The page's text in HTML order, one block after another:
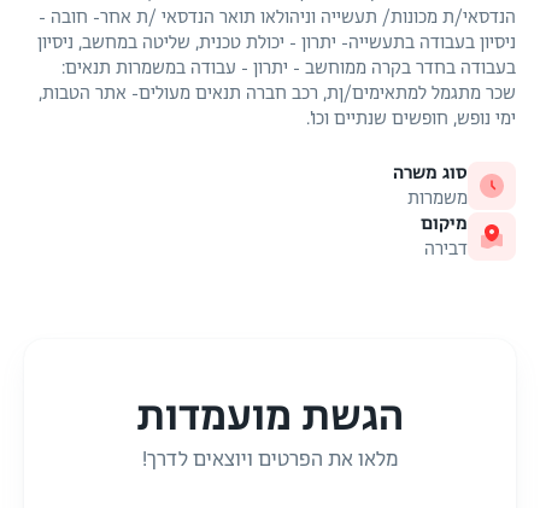
הנדסאי/ת מכונות/ תעשייה וניהולאו תואר הנדסאי /ת אחר- חובה -
ניסיון בעבודה בתעשייה- יתרון - יכולת טכנית, שליטה במחשב, ניסיון
בעבודה בחדר בקרה ממוחשב - יתרון - עבודה במשמרות תנאים:
שכר מתגמל למתאימים/ןת, רכב חברה תנאים מעולים- אתר הטבות,
ימי נופש, חופשים שנתיים וכו'.
סוג משרה
משמרות
מיקום
דבירה
הגשת מועמדות
מלאו את הפרטים ויוצאים לדרך!